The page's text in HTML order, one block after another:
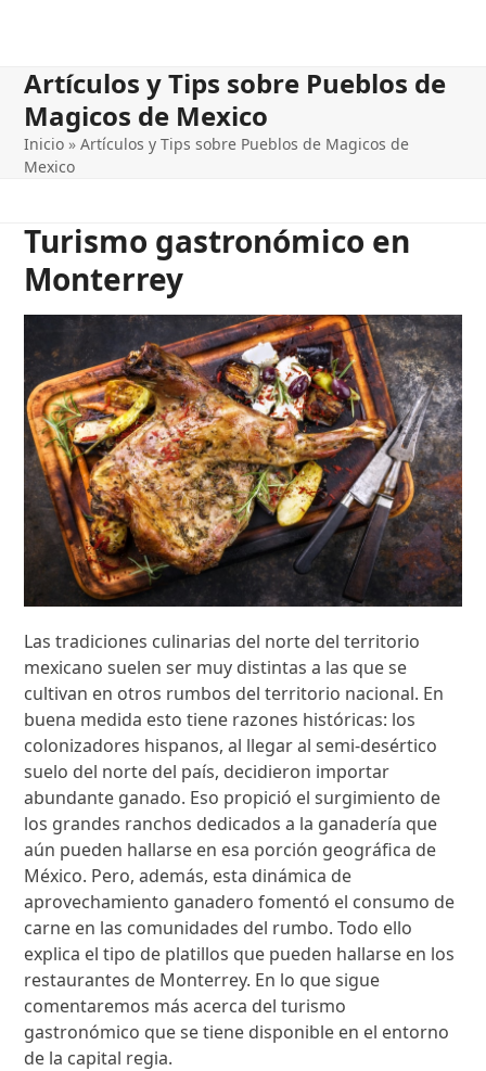
Artículos y Tips sobre Pueblos de
Magicos de Mexico
Inicio »Artículos y Tips sobre Pueblos de Magicos de
Mexico
Turismo gastronómico en
Monterrey
Las tradiciones culinarias del norte del territorio
mexicano suelen ser muy distintas a las que se
cultivan en otros rumbos del territorio nacional. En
buena medida esto tiene razones históricas: los
colonizadores hispanos, al llegar al semi-desértico
suelo del norte del país, decidieron importar
abundante ganado. Eso propició el surgimiento de
los grandes ranchos dedicados a la ganadería que
aún pueden hallarse en esa porción geográfica de
México. Pero, además, esta dinámica de
aprovechamiento ganadero fomentó el consumo de
carne en las comunidades del rumbo. Todo ello
explica el tipo de platillos que pueden hallarse en los
restaurantes de Monterrey. En lo que sigue
comentaremos más acerca del turismo
gastronómico que se tiene disponible en el entorno
de la capital regia.